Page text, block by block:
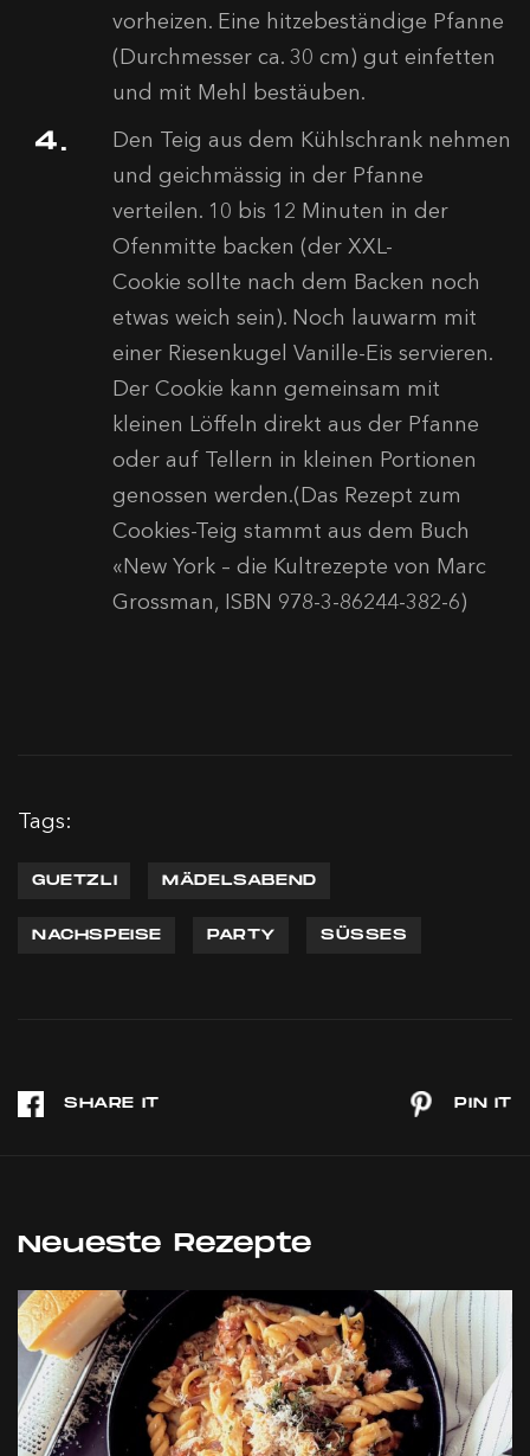
vorheizen. Eine hitzebeständige Pfanne
(Durchmesser ca. 30 cm) gut einfetten
und mit Mehl bestäuben.
Den Teig aus dem Kühlschrank nehmen
und geichmässig in der Pfanne
verteilen. 10 bis 12 Minuten in der
Ofenmitte backen (der XXL-
Cookie sollte nach dem Backen noch
etwas weich sein). Noch lauwarm mit
einer Riesenkugel Vanille-Eis servieren.
Der Cookie kann gemeinsam mit
kleinen Löffeln direkt aus der Pfanne
oder auf Tellern in kleinen Portionen
genossen werden.(Das Rezept zum
Cookies-Teig stammt aus dem Buch
«New York – die Kultrezepte von Marc
Grossman, ISBN 978-3-86244-382-6)
Tags:
GUETZLI MÄDELSABEND
NACHSPEISE PARTY SÜSSES
Neueste Rezepte